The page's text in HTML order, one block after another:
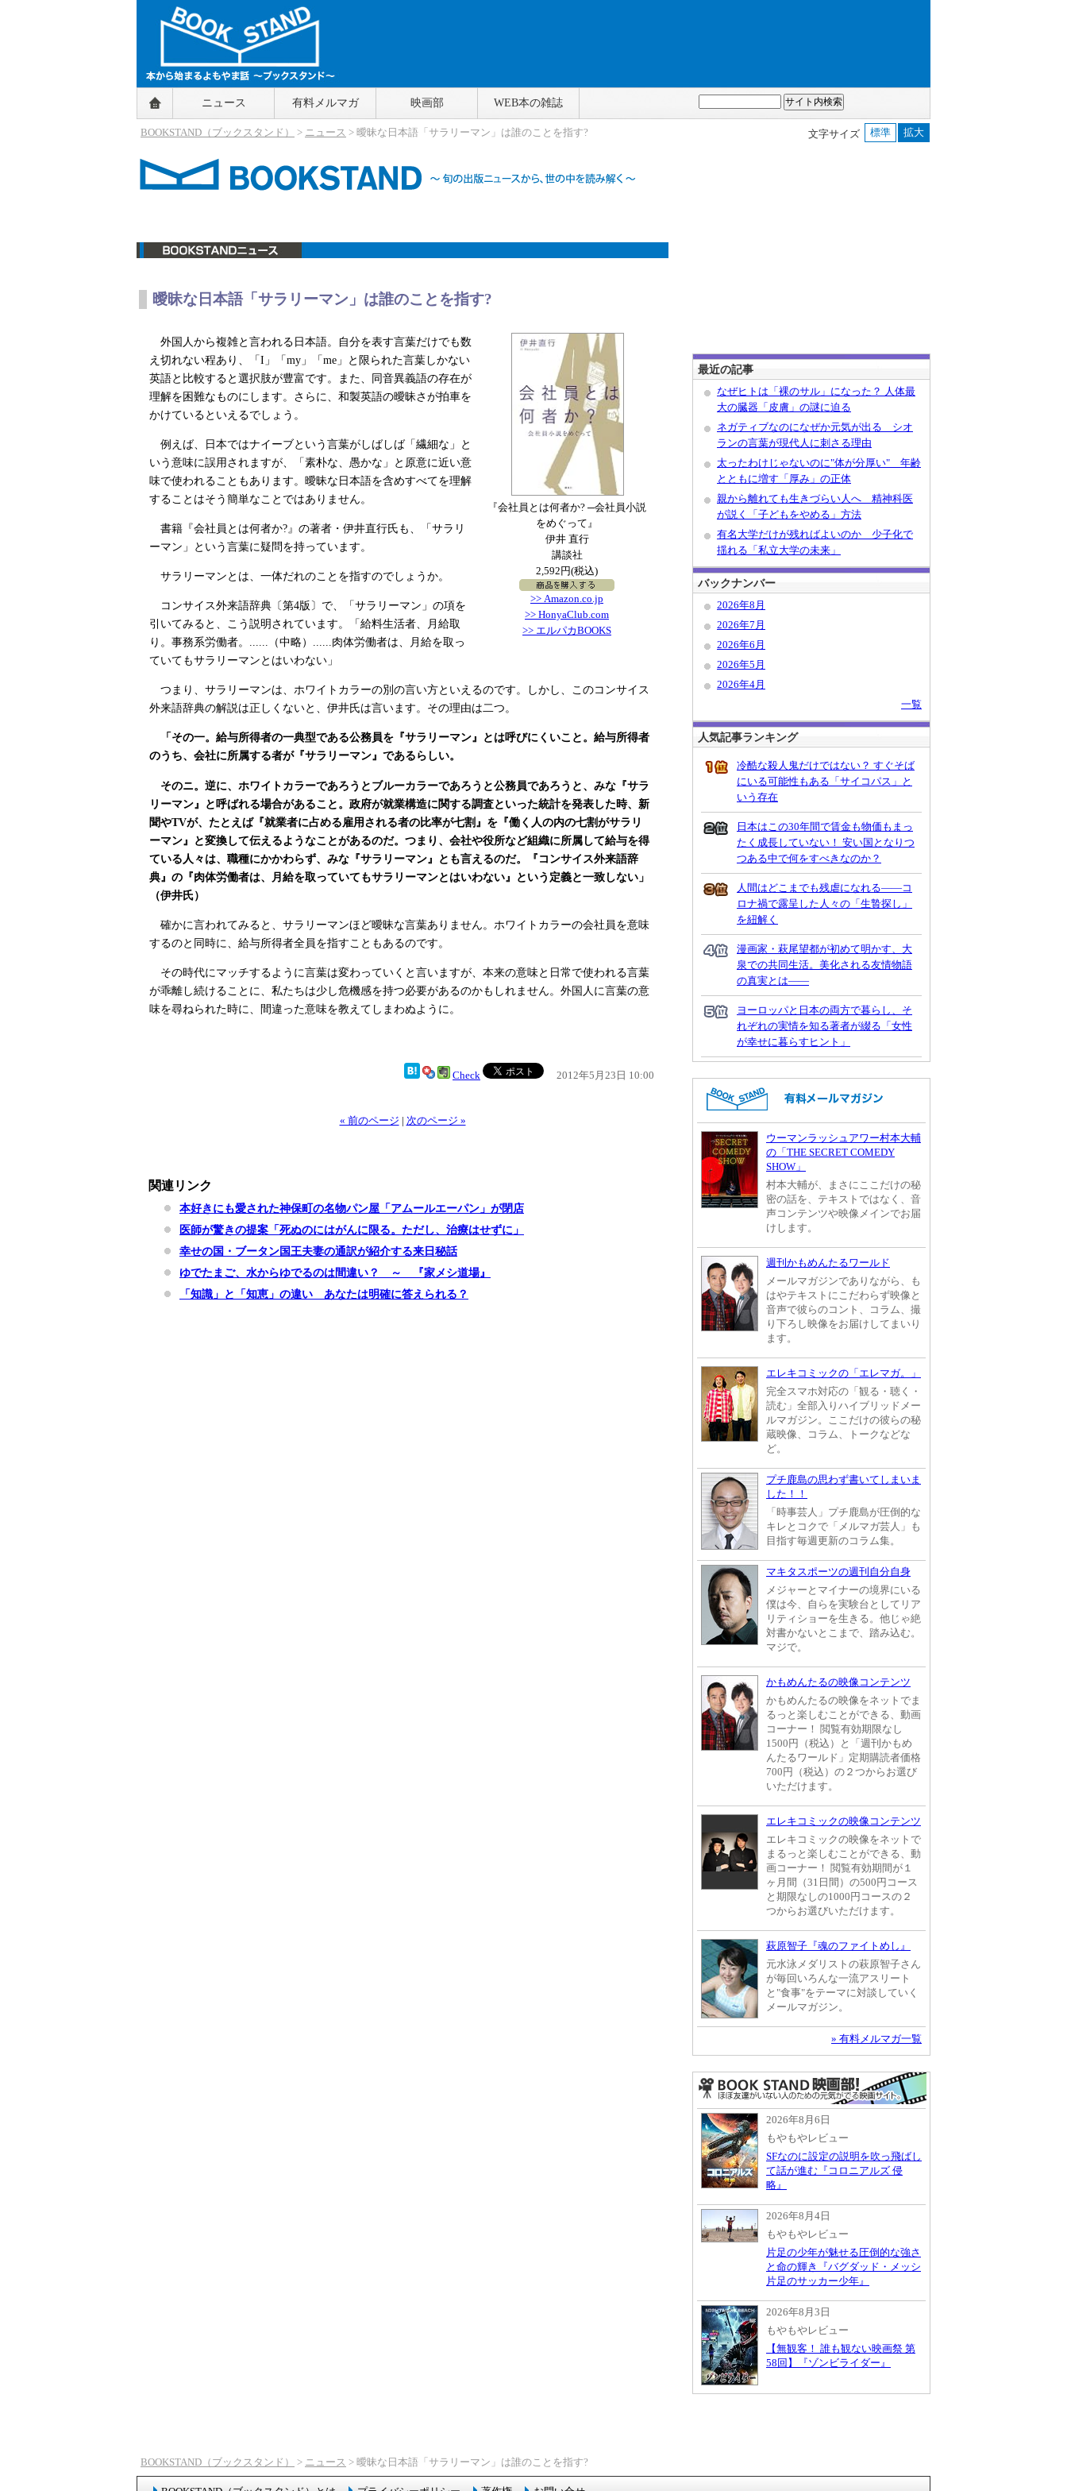
BOOKSTAND（ブックスタンド）
～本から始まるよもやま話～
BOOKSTAND（ブ
ニュース 有料メルマガ 映画部 WEB本の雑誌
文字サイズ 標準 拡大
BOOKSTAND（ブックスタンド） > ニュース > 曖昧な日本語「サラリーマン」は誰のことを指す?
曖昧な日本語「サラリーマン」は誰のことを指す?
『会社員とは何者か? ─会社員小説
をめぐって』
伊井 直行
講談社
2,592円(税込)
>> Amazon.co.jp
>> HonyaClub.com
>> エルパカBOOKS
外国人から複雑と言われる日本語。自分を表す言葉だけでも数
え切れない程あり、「I」「my」「me」と限られた言葉しかない
英語と比較すると選択肢が豊富です。また、同音異義語の存在が
理解を困難なものにします。さらに、和製英語の曖昧さが拍車を
かけているといえるでしょう。
例えば、日本ではナイーブという言葉がしばしば「繊細な」と
いう意味に誤用されますが、「素朴な、愚かな」と原意に近い意
味で使われることもあります。曖昧な日本語を含めすべてを理解
することはそう簡単なことではありません。
書籍『会社員とは何者か?』の著者・伊井直行氏も、「サラリ
ーマン」という言葉に疑問を持っています。
サラリーマンとは、一体だれのことを指すのでしょうか。
コンサイス外来語辞典〔第4版〕で、「サラリーマン」の項を
引いてみると、こう説明されています。「給料生活者、月給取
り。事務系労働者。......（中略）......肉体労働者は、月給を取っ
ていてもサラリーマンとはいわない」
つまり、サラリーマンは、ホワイトカラーの別の言い方といえるのです。しかし、このコンサイス
外来語辞典の解説は正しくないと、伊井氏は言います。その理由は二つ。
「その一。給与所得者の一典型である公務員を『サラリーマン』とは呼びにくいこと。給与所得者
のうち、会社に所属する者が『サラリーマン』であるらしい。
そのニ。逆に、ホワイトカラーであろうとブルーカラーであろうと公務員であろうと、みな『サラ
リーマン』と呼ばれる場合があること。政府が就業構造に関する調査といった統計を発表した時、新
聞やTVが、たとえば『就業者に占める雇用される者の比率が七割』を『働く人の内の七割がサラリ
ーマン』と変換して伝えるようなことがあるのだ。つまり、会社や役所など組織に所属して給与を得
ている人々は、職種にかかわらず、みな『サラリーマン』とも言えるのだ。『コンサイス外来語辞
典』の『肉体労働者は、月給を取っていてもサラリーマンとはいわない』という定義と一致しない」
（伊井氏）
確かに言われてみると、サラリーマンほど曖昧な言葉ありません。ホワイトカラーの会社員を意味
するのと同時に、給与所得者全員を指すこともあるのです。
その時代にマッチするように言葉は変わっていくと言いますが、本来の意味と日常で使われる言葉
が乖離し続けることに、私たちは少し危機感を持つ必要があるのかもしれません。外国人に言葉の意
味を尋ねられた時に、間違った意味を教えてしまわぬように。
Check 2012年5月23日 10:00
« 前のページ | 次のページ »
関連リンク
本好きにも愛された神保町の名物パン屋「アムールエーパン」が閉店
医師が驚きの提案「死ぬのにはがんに限る。ただし、治療はせずに」
幸せの国・ブータン国王夫妻の通訳が紹介する来日秘話
ゆでたまご、水からゆでるのは間違い？ ～ 『家メシ道場』
「知識」と「知恵」の違い あなたは明確に答えられる？
最近の記事
なぜヒトは「裸のサル」になった？ 人体最
大の臓器「皮膚」の謎に迫る
ネガティブなのになぜか元気が出る シオ
ランの言葉が現代人に刺さる理由
太ったわけじゃないのに"体が分厚い" 年齢
とともに増す「厚み」の正体
親から離れても生きづらい人へ 精神科医
が説く「子どもをやめる」方法
有名大学だけが残ればよいのか 少子化で
揺れる「私立大学の未来」
バックナンバー
2026年8月
2026年7月
2026年6月
2026年5月
2026年4月
一覧
人気記事ランキング
冷酷な殺人鬼だけではない？ すぐそば
にいる可能性もある「サイコパス」と
いう存在
日本はこの30年間で賃金も物価もまっ
たく成長していない！ 安い国となりつ
つある中で何をすべきなのか？
人間はどこまでも残虐になれる――コ
ロナ禍で露呈した人々の「生贄探し」
を紐解く
漫画家・萩尾望都が初めて明かす、大
泉での共同生活。美化される友情物語
の真実とは――
ヨーロッパと日本の両方で暮らし、そ
れぞれの実情を知る著者が綴る「女性
が幸せに暮らすヒント」
ウーマンラッシュアワー村本大輔
の「THE SECRET COMEDY
SHOW」
村本大輔が、まさにここだけの秘
密の話を、テキストではなく、音
声コンテンツや映像メインでお届
けします。
週刊かもめんたるワールド
メールマガジンでありながら、も
はやテキストにこだわらず映像と
音声で彼らのコント、コラム、撮
り下ろし映像をお届けしてまいり
ます。
エレキコミックの「エレマガ。」
完全スマホ対応の「観る・聴く・
読む」全部入りハイブリッドメー
ルマガジン。ここだけの彼らの秘
蔵映像、コラム、トークなどな
ど。
プチ鹿島の思わず書いてしまいま
した！！
「時事芸人」プチ鹿島が圧倒的な
キレとコクで「メルマガ芸人」も
目指す毎週更新のコラム集。
マキタスポーツの週刊自分自身
メジャーとマイナーの境界にいる
僕は今、自らを実験台としてリア
リティショーを生きる。他じゃ絶
対書かないとこまで、踏み込む。
マジで。
かもめんたるの映像コンテンツ
かもめんたるの映像をネットでま
るっと楽しむことができる、動画
コーナー！ 閲覧有効期限なし
1500円（税込）と「週刊かもめ
んたるワールド」定期購読者価格
700円（税込）の２つからお選び
いただけます。
エレキコミックの映像コンテンツ
エレキコミックの映像をネットで
まるっと楽しむことができる、動
画コーナー！ 閲覧有効期間が１
ヶ月間（31日間）の500円コース
と期限なしの1000円コースの２
つからお選びいただけます。
萩原智子『魂のファイトめし』
元水泳メダリストの萩原智子さん
が毎回いろんな一流アスリート
と"食事"をテーマに対談していく
メールマガジン。
» 有料メルマガ一覧
2026年8月6日
もやもやレビュー
SFなのに設定の説明を吹っ飛ばし
て話が進む『コロニアルズ 侵
略』
2026年8月4日
もやもやレビュー
片足の少年が魅せる圧倒的な強さ
と命の輝き『バグダッド・メッシ
片足のサッカー少年』
2026年8月3日
もやもやレビュー
【無観客！ 誰も観ない映画祭 第
58回】『ゾンビライダー』
BOOKSTAND（ブックスタンド） > ニュース > 曖昧な日本語「サラリーマン」は誰のことを指す?